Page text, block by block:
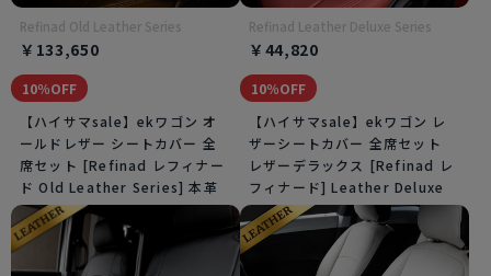
Refinad Old Leather Series
￥133,650
10％OFF
【ハイサマsale】ekワゴン オ
ールドレザー シートカバー 全
席セット [Refinad レフィナー
ド Old Leather Series] 本革
Refinad Leather Deluxe Series
￥44,820
10％OFF
【ハイサマsale】ekワゴン レ
ザーシートカバー 全席セット
レザーデラックス [Refinad レ
フィナード] Leather Deluxe